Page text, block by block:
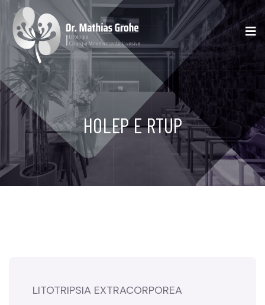
HOLEP E RTUP
LITOTRIPSIA EXTRACORPOREA